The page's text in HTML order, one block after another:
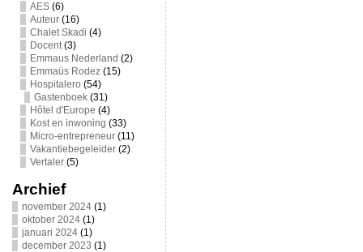
AES(6)
Auteur(16)
Chalet Skadi (4)
Docent(3)
Emmaus Nederland (2)
Emmaüs Rodez(15)
Hospitalero (54)
Gastenboek(31)
Hôtel d'Europe (4)
Kost en inwoning (33)
Micro-entrepreneur(11)
Vakantiebegeleider(2)
Vertaler(5)
Archief
november 2024(1)
oktober 2024(1)
januari 2024(1)
december 2023 (1)